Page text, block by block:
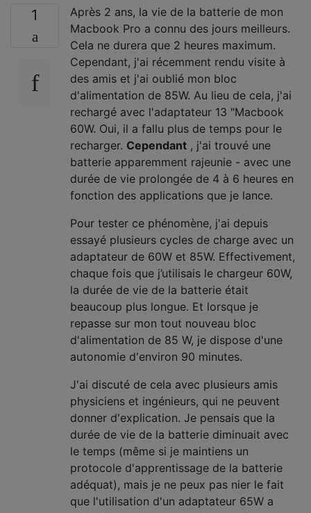
1
Après 2 ans, la vie de la batterie de mon
Macbook Pro a connu des jours meilleurs.
Cela ne durera que 2 heures maximum.
Cependant, j'ai récemment rendu visite à
des amis et j'ai oublié mon bloc
d'alimentation de 85W. Au lieu de cela, j'ai
rechargé avec l'adaptateur 13 "Macbook
60W. Oui, il a fallu plus de temps pour le
recharger. Cependant , j'ai trouvé une
batterie apparemment rajeunie - avec une
durée de vie prolongée de 4 à 6 heures en
fonction des applications que je lance.
Pour tester ce phénomène, j'ai depuis
essayé plusieurs cycles de charge avec un
adaptateur de 60W et 85W. Effectivement,
chaque fois que j’utilisais le chargeur 60W,
la durée de vie de la batterie était
beaucoup plus longue. Et lorsque je
repasse sur mon tout nouveau bloc
d'alimentation de 85 W, je dispose d'une
autonomie d'environ 90 minutes.
J'ai discuté de cela avec plusieurs amis
physiciens et ingénieurs, qui ne peuvent
donner d'explication. Je pensais que la
durée de vie de la batterie diminuait avec
le temps (même si je maintiens un
protocole d'apprentissage de la batterie
adéquat), mais je ne peux pas nier le fait
que l'utilisation d'un adaptateur 65W a